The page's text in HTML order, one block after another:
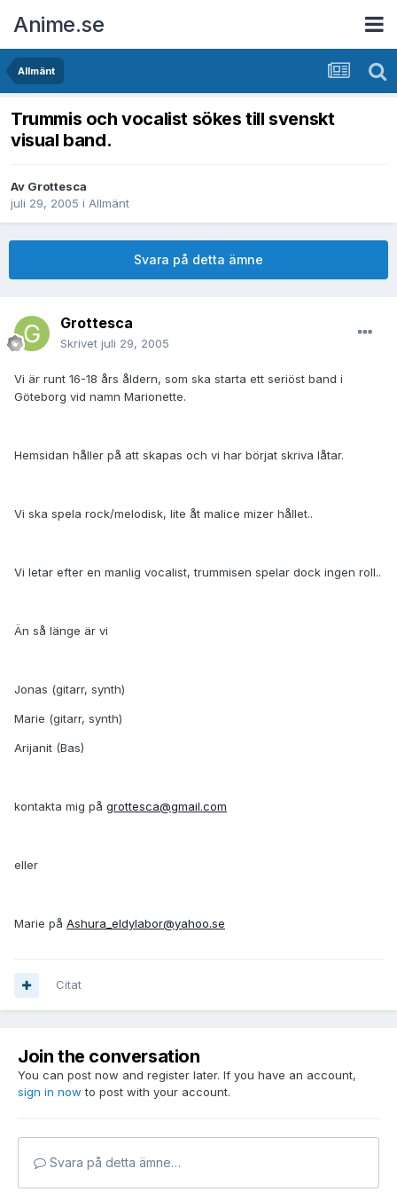
Anime.se
Allmänt
Trummis och vocalist sökes till svenskt
visual band.
Av Grottesca
juli 29, 2005 i Allmänt
Svara på detta ämne
Grottesca
Skrivet juli 29, 2005
Vi är runt 16-18 års åldern, som ska starta ett seriöst band i
Göteborg vid namn Marionette.
Hemsidan håller på att skapas och vi har börjat skriva låtar.
Vi ska spela rock/melodisk, lite åt malice mizer hållet..
Vi letar efter en manlig vocalist, trummisen spelar dock ingen roll..
Än så länge är vi
Jonas (gitarr, synth)
Marie (gitarr, synth)
Arijanit (Bas)
kontakta mig på grottesca@gmail.com
eller
Marie på Ashura_eldylabor@yahoo.se
Citat
Join the conversation
You can post now and register later. If you have an account,
sign in now to post with your account.
Svara på detta ämne…